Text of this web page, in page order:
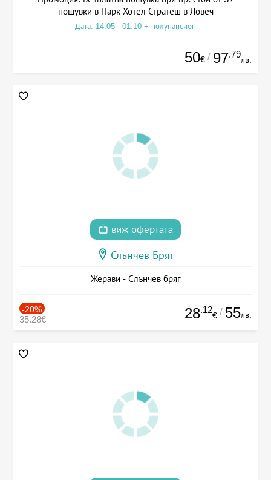
нощувки в Парк Хотел Стратеш в Ловеч
Дата: 14.05 - 01.10 + полупансион
50€ / 97.79
лв.
виж офертата
Слънчев Бряг
Жерави - Слънчев бряг
-20%
35.28€ 28.12
€ / 55лв.